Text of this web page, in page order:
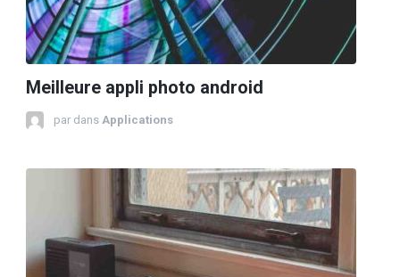
Meilleure appli photo android
par dans Applications